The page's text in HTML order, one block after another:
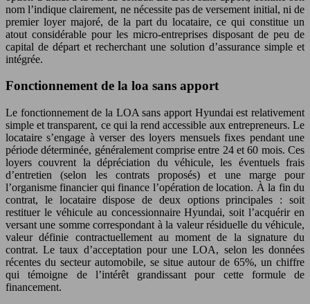
nom l’indique clairement, ne nécessite pas de versement initial, ni de
premier loyer majoré, de la part du locataire, ce qui constitue un
atout considérable pour les micro-entreprises disposant de peu de
capital de départ et recherchant une solution d’assurance simple et
intégrée.
Fonctionnement de la loa sans apport
Le fonctionnement de la LOA sans apport Hyundai est relativement
simple et transparent, ce qui la rend accessible aux entrepreneurs. Le
locataire s’engage à verser des loyers mensuels fixes pendant une
période déterminée, généralement comprise entre 24 et 60 mois. Ces
loyers couvrent la dépréciation du véhicule, les éventuels frais
d’entretien (selon les contrats proposés) et une marge pour
l’organisme financier qui finance l’opération de location. À la fin du
contrat, le locataire dispose de deux options principales : soit
restituer le véhicule au concessionnaire Hyundai, soit l’acquérir en
versant une somme correspondant à la valeur résiduelle du véhicule,
valeur définie contractuellement au moment de la signature du
contrat. Le taux d’acceptation pour une LOA, selon les données
récentes du secteur automobile, se situe autour de 65%, un chiffre
qui témoigne de l’intérêt grandissant pour cette formule de
financement.